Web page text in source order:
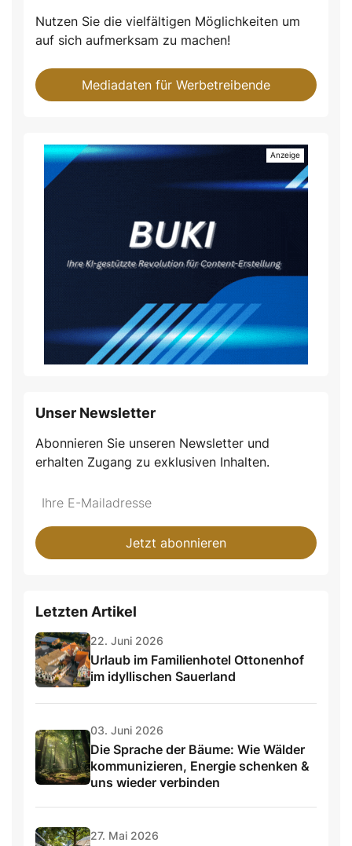
Nutzen Sie die vielfältigen Möglichkeiten um
auf sich aufmerksam zu machen!
Mediadaten für Werbetreibende
Unser Newsletter
Abonnieren Sie unseren Newsletter und
erhalten Zugang zu exklusiven Inhalten.
Jetzt abonnieren
Letzten Artikel
22. Juni 2026
Urlaub im Familienhotel Ottonenhof
im idyllischen Sauerland
03. Juni 2026
Die Sprache der Bäume: Wie Wälder
kommunizieren, Energie schenken &
uns wieder verbinden
27. Mai 2026